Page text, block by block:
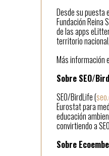
Desde su puesta
Fundación Reina
de las apps
territorio
Más información
Sobre SEO/
SEO/BirdLife (
Eurostat para
educación
convirtiendo a
Sobre